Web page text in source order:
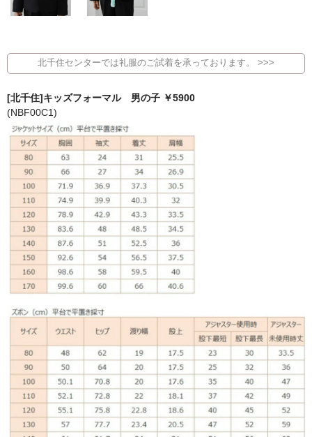
北千住センターでは礼服のご試着を承っております。 >>>
[北千住]キッズフォーマル 男の子 ￥5900
(NBF00C1)